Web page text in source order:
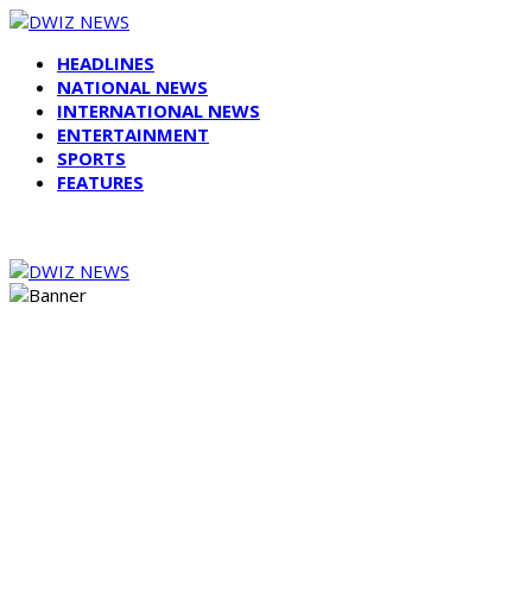
HEADLINES
NATIONAL NEWS
INTERNATIONAL NEWS
ENTERTAINMENT
SPORTS
FEATURES